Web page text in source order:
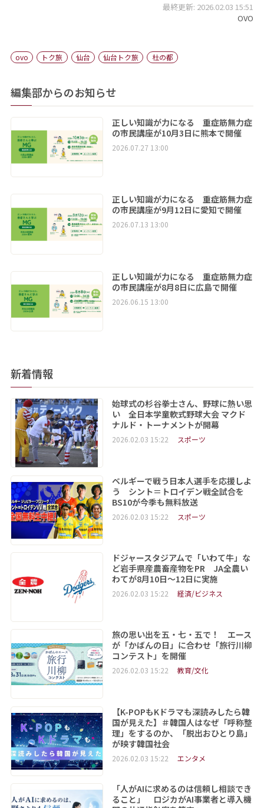
最終更新: 2026.02.03 15:51
OVO
ovo トク旅 仙台 仙台トク旅 杜の都
編集部からのお知らせ
正しい知識が力になる 重症筋無力症
の市民講座が10月3日に熊本で開催
2026.07.27 13:00
正しい知識が力になる 重症筋無力症
の市民講座が9月12日に愛知で開催
2026.07.13 13:00
正しい知識が力になる 重症筋無力症
の市民講座が8月8日に広島で開催
2026.06.15 13:00
新着情報
始球式の杉谷拳士さん、野球に熱い思
い 全日本学童軟式野球大会 マクド
ナルド・トーナメントが開幕
2026.02.03 15:22 スポーツ
ベルギーで戦う日本人選手を応援しよ
う シント＝トロイデン戦全試合を
BS10が今季も無料放送
2026.02.03 15:22 スポーツ
ドジャースタジアムで「いわて牛」な
ど岩手県産農畜産物をPR JA全農い
わてが8月10日～12日に実施
2026.02.03 15:22 経済/ビジネス
旅の思い出を五・七・五で！ エース
が「かばんの日」に合わせ「旅行川柳
コンテスト」を開催
2026.02.03 15:22 教育/文化
【K-POPもKドラマも深読みしたら韓
国が見えた】＃韓国人はなぜ「呼称整
理」をするのか、「脱出おひとり島」
が映す韓国社会
2026.02.03 15:22 エンタメ
「人がAIに求めるのは信頼し相談でき
ること」 ロジカがAI事業者と導入機